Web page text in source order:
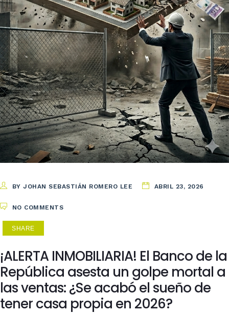
BY JOHAN SEBASTIÁN ROMERO LEE ABRIL 23, 2026
NO COMMENTS
SHARE
¡ALERTA INMOBILIARIA! El Banco de la
República asesta un golpe mortal a
las ventas: ¿Se acabó el sueño de
tener casa propia en 2026?